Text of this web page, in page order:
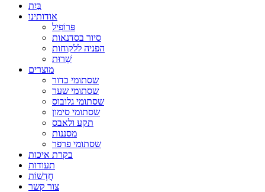
בַּיִת
אודותינו
פּרוֹפִיל
סיור בסדנאות
הפניה ללקוחות
שֵׁרוּת
מוצרים
שסתומי כדור
שסתומי שער
שסתומי גלובוס
שסתומי סימון
תקע ולאבס
מסננות
שסתומי פרפר
בקרת איכות
תעודות
חֲדָשׁוֹת
צור קשר